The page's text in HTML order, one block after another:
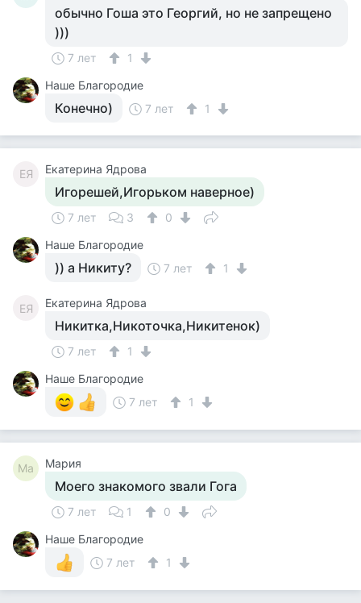
обычно Гоша это Георгий, но не запрещено
)))
7 лет
1
Наше Благородие
Конечно) 7 лет 1
ЕЯ Екатерина Ядрова
Игорешей,Игорьком наверное)
7 лет 3
0
Наше Благородие
)) а Никиту? 7 лет 1
ЕЯ Екатерина Ядрова
Никитка,Никоточка,Никитенок)
7 лет
1
Наше Благородие
7 лет
1
Ма Мария
Моего знакомого звали Гога
7 лет 1
0
Наше Благородие
7 лет
1